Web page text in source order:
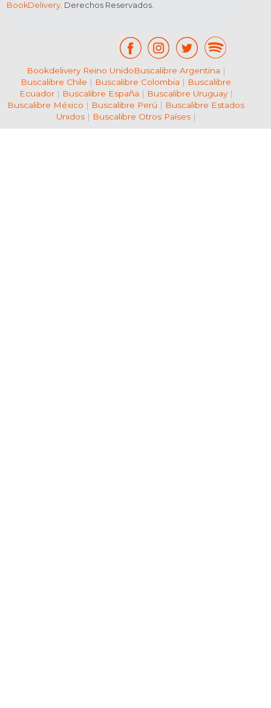
BookDelivery. Derechos Reservados.
Bookdelivery Reino UnidoBuscalibre Argentina |
Buscalibre Chile | Buscalibre Colombia | Buscalibre
Ecuador| Buscalibre España | Buscalibre Uruguay|
Buscalibre México | Buscalibre Perú | Buscalibre Estados
Unidos| Buscalibre Otros Países|